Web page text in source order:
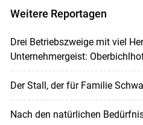
Weitere Reportagen
Drei Betriebszweige mit viel
Unternehmergeist:
Der Stall, der für Familie
Nach den natürlichen